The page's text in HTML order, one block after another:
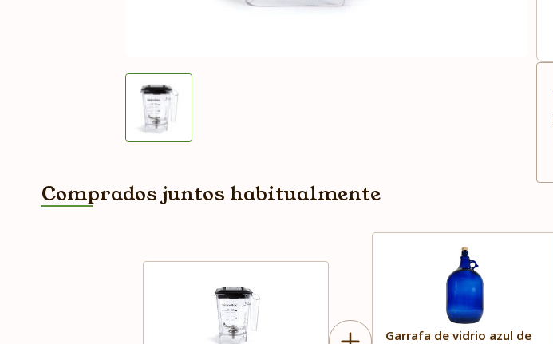
Comprados juntos habitualmente
Garrafa de vidrio azul de